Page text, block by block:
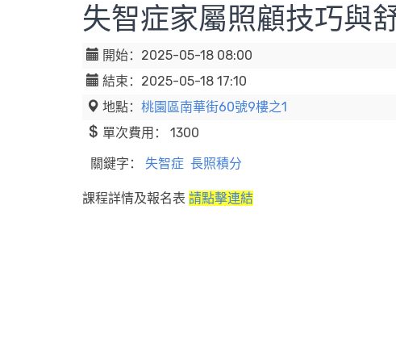
失智症家屬照顧技巧與
開始：2025-05-18 08:00
結束：2025-05-18 17:10
地點： 桃園區南華街60號9樓之1
單次費用： 1300
關鍵字： 失智症 長照積分
課程詳情及報名表 請點擊連結